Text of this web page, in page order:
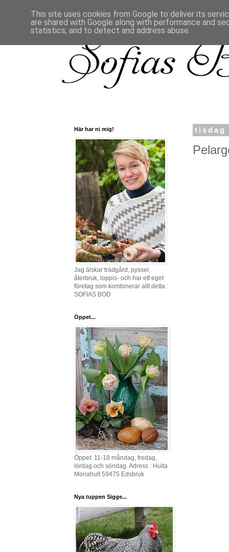
tisdag
Här har ni mig!
Jag älskar trädgård, pyssel,
återbruk, loppis- och har ett eget
företag som kombinerar allt detta :
SOFIAS BOD
Öppet...
Öppet: 11-18 måndag, fredag,
lördag och söndag. Adress : Hulta
Monahult 59475 Edsbruk
Nya tuppen Sigge...
This site uses cookies from Google to deliver its
are shared with Google along with performance and
statistics, and to detect and address abuse.